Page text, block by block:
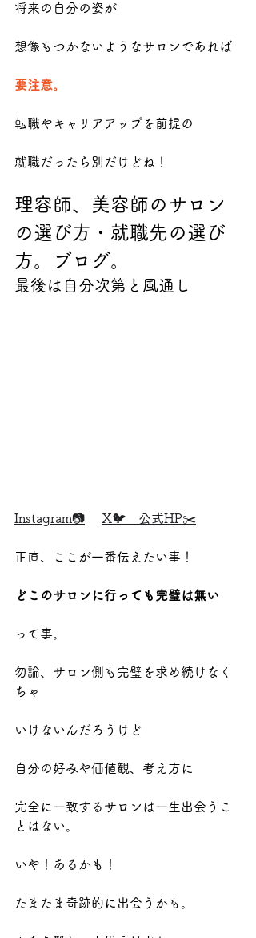
将来の自分の姿が
想像もつかないようなサロンであれば
要注意。
転職やキャリアアップを前提の
就職だったら別だけどね！
理容師、美容師のサロン
の選び方・就職先の選び
方。ブログ。
最後は自分次第と風通し
Instagram📷 X🐦 公式HP✂️
正直、ここが一番伝えたい事！
どこのサロンに行っても完璧は無い
って事。
勿論、サロン側も完璧を求め続けなく
ちゃ
いけないんだろうけど
自分の好みや価値観、考え方に
完全に一致するサロンは一生出会うこ
とはない。
いや！あるかも！
たまたま奇跡的に出会うかも。